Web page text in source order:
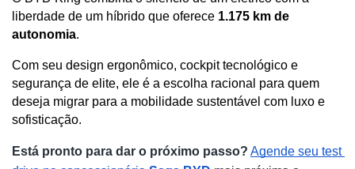
liberdade de um híbrido que oferece 1.175 km de
autonomia.
Com seu design ergonômico, cockpit tecnológico e
segurança de elite, ele é a escolha racional para quem
deseja migrar para a mobilidade sustentável com luxo e
sofisticação.
Está pronto para dar o próximo passo? Agende seu test